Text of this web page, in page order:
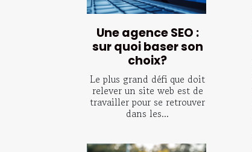
Une agence SEO :
sur quoi baser son
choix?
Le plus grand défi que doit
relever un site web est de
travailler pour se retrouver
dans les...